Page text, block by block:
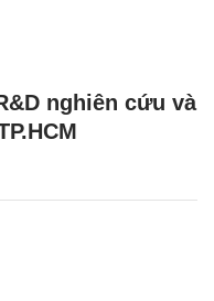
nghiên cứu và